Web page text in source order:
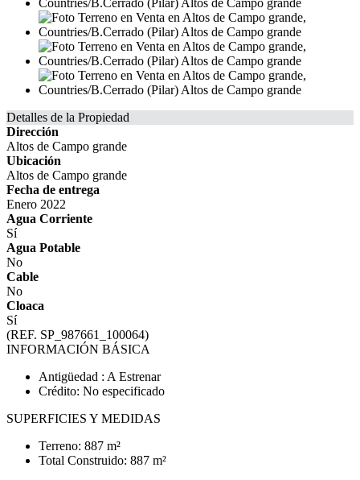
Detalles de la Propiedad
Dirección
Altos de Campo grande
Ubicación
Altos de Campo grande
Fecha de entrega
Enero 2022
Agua Corriente
Sí
Agua Potable
No
Cable
No
Cloaca
Sí
(REF. SP_987661_100064)
INFORMACIÓN BÁSICA
Antigüedad : A Estrenar
Crédito: No especificado
SUPERFICIES Y MEDIDAS
Terreno: 887 m²
Total Construido: 887 m²